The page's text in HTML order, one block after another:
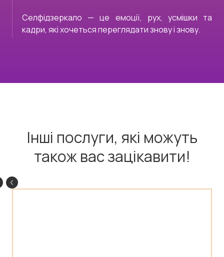
Селфідзеркало — це емоції, рух, усмішки та
кадри, які хочеться переглядати знову і знову.
Інші послуги, які можуть
також вас зацікавити!